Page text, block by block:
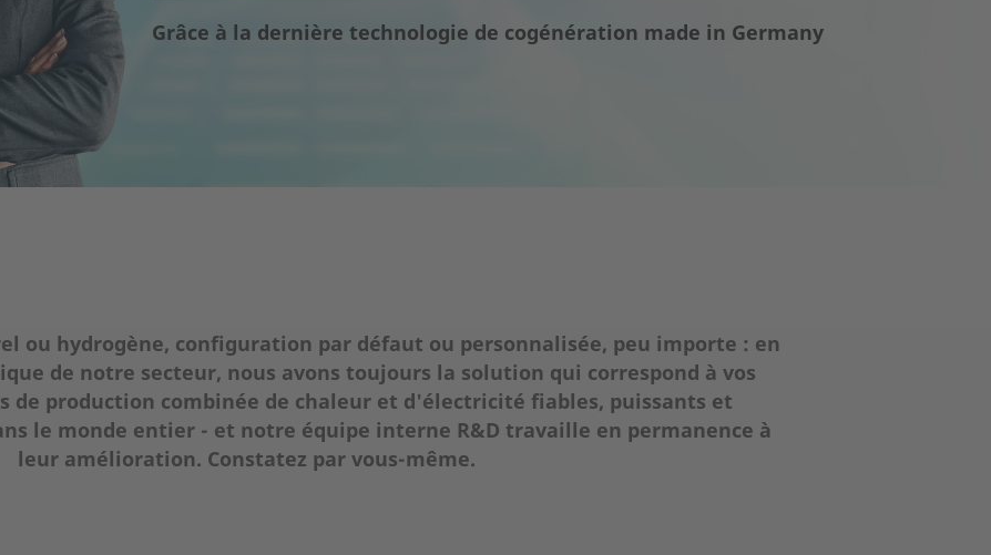
Grâce à la dernière technologie de cogénération made in Germany
ou hydrogène, configuration par défaut ou personnalisée, peu importe : en
de notre secteur, nous avons toujours la solution qui correspond à vos
de production combinée de chaleur et d'électricité fiables, puissants et
le monde entier - et notre équipe interne R&D travaille en permanence à
leur amélioration. Constatez par vous-même.